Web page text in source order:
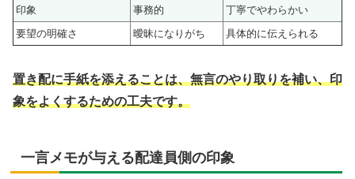
印象
事務的
丁寧でやわらかい
要望の明確さ
曖昧になりがち 具体的に伝えられる
置き配に手紙を添えることは、無言のやり取りを補い、印
象をよくするための工夫です。
一言メモが与える配達員側の印象